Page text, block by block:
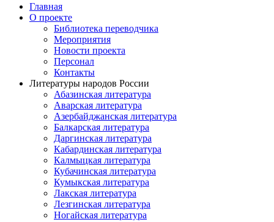
Главная
О проекте
Библиотека переводчика
Мероприятия
Новости проекта
Персонал
Контакты
Литературы народов России
Абазинская литература
Аварская литература
Азербайджанская литература
Балкарская литература
Даргинская литература
Кабардинская литература
Калмыцкая литература
Кубачинская литература
Кумыкская литература
Лакская литература
Лезгинская литература
Ногайская литература